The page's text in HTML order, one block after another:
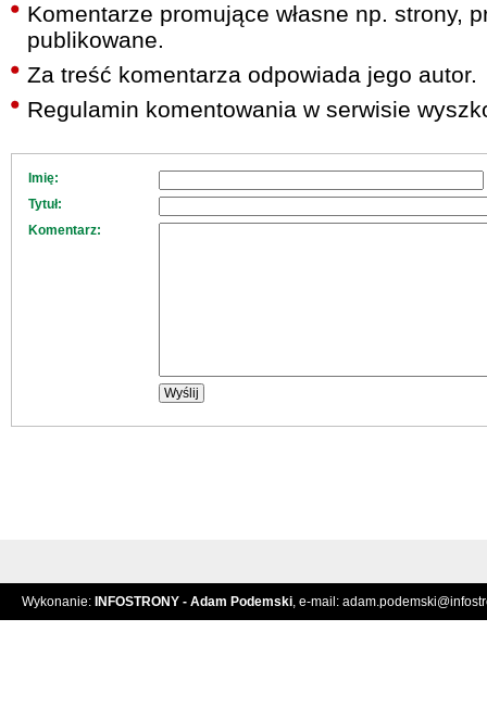
Komentarze promujące własne np. strony,
publikowane.
Za treść komentarza odpowiada jego autor.
Regulamin komentowania w serwisie
Imię:
Tytuł:
Komentarz:
Wykonanie: INFOSTRONY - Adam Podemski, e-mail: